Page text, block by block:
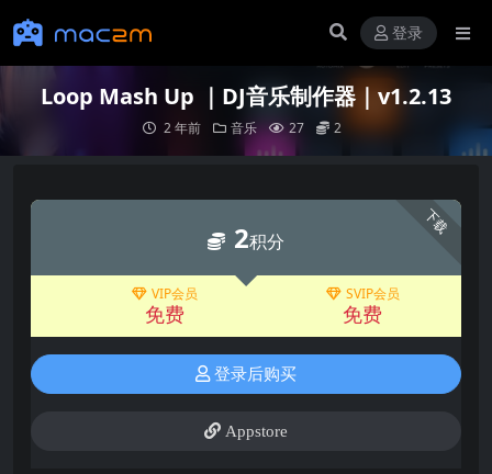
登录
Loop Mash Up ｜DJ音乐制作器｜v1.2.13
2 年前 音乐 27 2
下载
2积分
VIP会员
免费
SVIP会员
免费
登录后购买
Appstore